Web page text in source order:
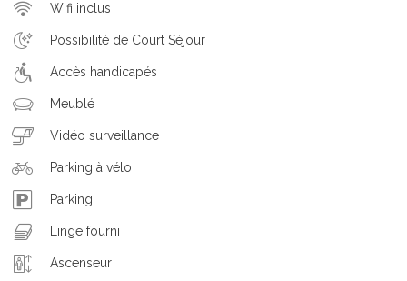
Wifi inclus
Possibilité de Court Séjour
Accès handicapés
Meublé
Vidéo surveillance
Parking à vélo
Parking
Linge fourni
Ascenseur